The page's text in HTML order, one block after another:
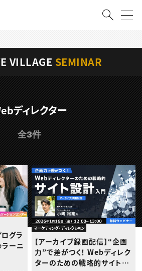
会員登録
す
検索
トップ
情
トップ
VILLAGE SEMINAR
ディレクター
全3件
グラ
ラーニ
マーケティング・ディレクション
【アーカイブ録画配信】“企画
力”で差がつく！ Webディレク
ターのための戦略的サイト設